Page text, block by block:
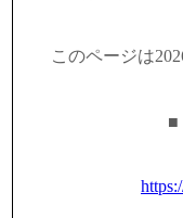
このページは
■